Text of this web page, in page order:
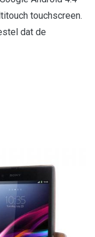
touchscreen.
dat de